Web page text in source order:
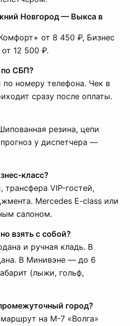
Новгород — Выкса в
от 8 450 ₽, Бизнес
12 500 ₽.
СБП?
по номеру телефона. Чек в
сразу после оплаты.
резина, цепи
у диспетчера —
класс?
трансфера VIP-гостей,
Mercedes E-class или
салоном.
взять с собой?
и ручная кладь. В
В Минивэне — до 6
(лыжи, гольф,
город?
на М-7 «Волга»